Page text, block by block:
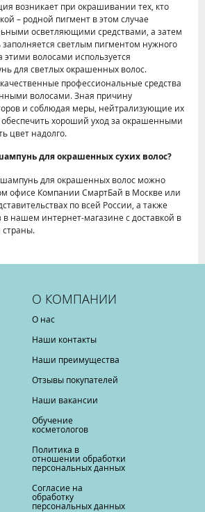
возникает при окрашивании тех, кто
– родной пигмент в этом случае
осветляющими средствами, а затем
светлым пигментом нужного
этими волосами используется
для светлых окрашенных волос.
профессиональные средства
волосами. Зная причину
и соблюдая меры, нейтрализующие их
хороший уход за окрашенными
цвет надолго.
для окрашенных сухих волос?
для окрашенных волос можно
офисе Компании СмартБай в Москве или
по всей России, а также
в нашем интернет-магазине с доставкой в
страны.
О КОМПАНИИ
О нас
Наши контакты
Наши преимущества
Отзывы покупателей
Наши вакансии
Обучение
косметологов
Политика в
отношении обработки
персональных данных
Согласие на
обработку
персональных данных